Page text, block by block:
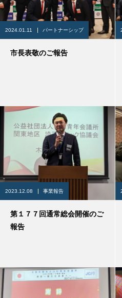
2024.01.11 パートナーシップ
市長表敬のご報告
2023.12.08 事業報告
第１７７回通常総会開催のご
報告